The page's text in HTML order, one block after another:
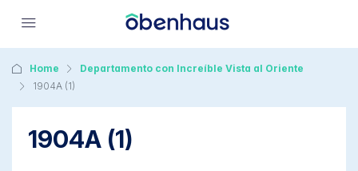
Home
Departamento con Increíble Vista al Oriente
1904A (1)
1904A (1)